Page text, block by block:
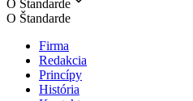
O Štandarde
O Štandarde
Firma
Redakcia
Princípy
História